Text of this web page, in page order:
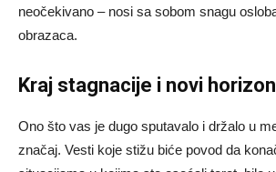
neočekivano – nosi sa sobom snagu
obrazaca.
Kraj stagnacije i novi
Ono što vas je dugo sputavalo i držalo u
značaj. Vesti koje stižu biće povod da